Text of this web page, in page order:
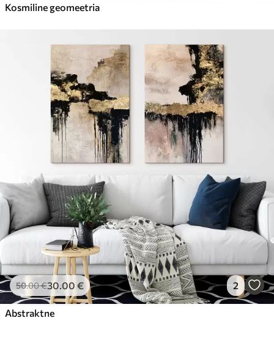
Kosmiline geomeetria
50.00€30.00 € 2
Abstraktne